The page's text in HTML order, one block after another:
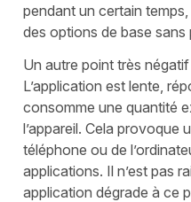
pendant un certain
des options de base sans
Un autre point très
L’application est lente,
consomme une quantité
l’appareil. Cela provoque
téléphone ou de
applications. Il n’est pas
application dégrade à ce